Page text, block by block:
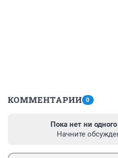
КОММЕНТАРИИ 0
Пока нет ни
Начните